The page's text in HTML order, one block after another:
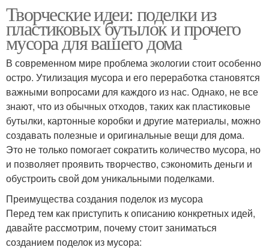
Творческие идеи: поделки из
пластиковых бутылок и прочего
мусора для вашего дома
В современном мире проблема экологии стоит особенно
остро. Утилизация мусора и его переработка становятся
важными вопросами для каждого из нас. Однако, не все
знают, что из обычных отходов, таких как пластиковые
бутылки, картонные коробки и другие материалы, можно
создавать полезные и оригинальные вещи для дома.
Это не только помогает сократить количество мусора, но
и позволяет проявить творчество, сэкономить деньги и
обустроить свой дом уникальными поделками.
Преимущества создания поделок из мусора
Перед тем как приступить к описанию конкретных идей,
давайте рассмотрим, почему стоит заниматься
созданием поделок из мусора: